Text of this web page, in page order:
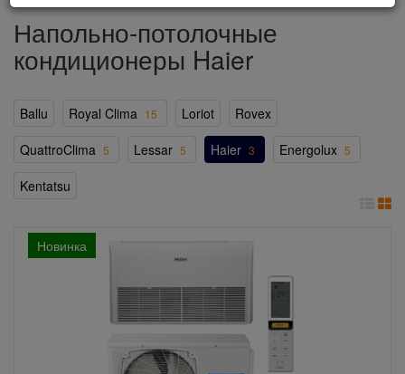
Напольно-потолочные
кондиционеры Haier
Ballu Royal Clima 15 Loriot
Rovex
QuattroClima 5 Lessar 5 Haier 3 Energolux 5
Kentatsu
Новинка